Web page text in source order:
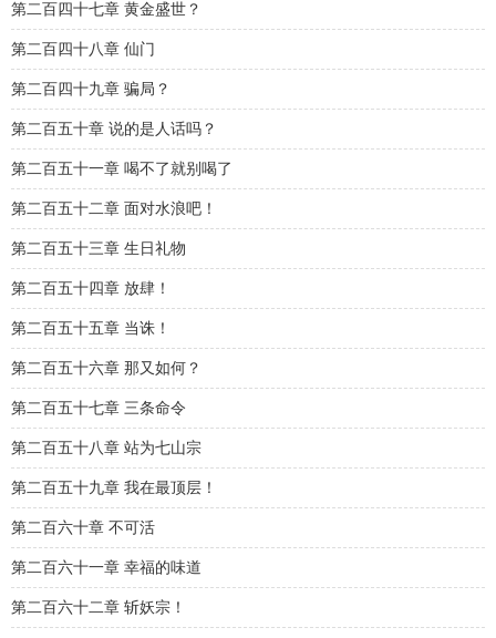
第二百四十七章 黄金盛世？
第二百四十八章 仙门
第二百四十九章 骗局？
第二百五十章 说的是人话吗？
第二百五十一章 喝不了就别喝了
第二百五十二章 面对水浪吧！
第二百五十三章 生日礼物
第二百五十四章 放肆！
第二百五十五章 当诛！
第二百五十六章 那又如何？
第二百五十七章 三条命令
第二百五十八章 站为七山宗
第二百五十九章 我在最顶层！
第二百六十章 不可活
第二百六十一章 幸福的味道
第二百六十二章 斩妖宗！